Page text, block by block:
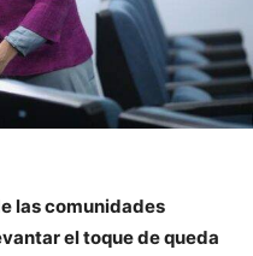
las comunidades
el toque de queda